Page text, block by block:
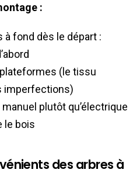
:
à fond dès le départ :
(le tissu
imperfections)
plutôt qu’électrique
le bois
des arbres à